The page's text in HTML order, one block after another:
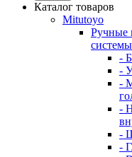
Каталог товаров
Mitutoyo
Ручные
-
-
-
-
-
-